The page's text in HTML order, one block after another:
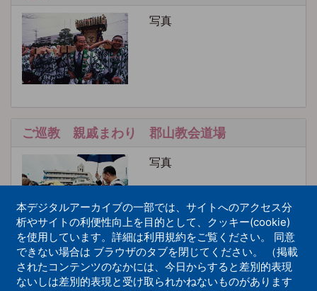
写真
ご巡教 親戚まわり 郡山教会道場
写真
ご巡教 親戚まわり庭野日鑛2代会長 岡崎教
会豊田道場入仏・落慶式
本デジタルアーカイブの一部では、サイトへのアクセス分
析やサイトの利便性向上を目的として、クッキー(cookie)
を使用しています。詳細は利用規約をご覧ください。 同意
できない場合は ブラウザのタブを閉じてください。 （掲載
されたコンテンツのなかには、今日からすると差別的表現
ないしは差別的表現と受け取られかねないものがあります